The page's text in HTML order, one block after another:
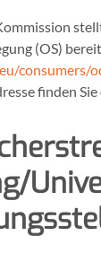
(OS)
consumers/
finden